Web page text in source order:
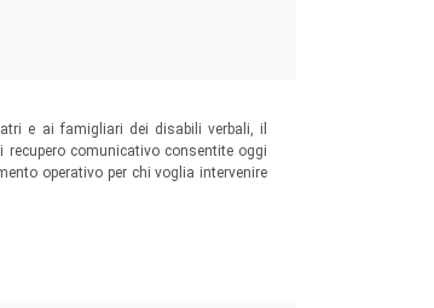
e ai famigliari dei disabili verbali, il
comunicativo consentite oggi
operativo per chi voglia intervenire